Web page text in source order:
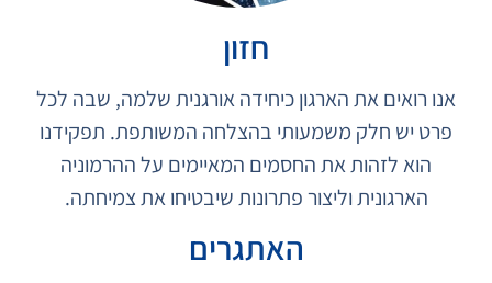
חזון
אנו רואים את הארגון כיחידה אורגנית שלמה, שבה לכל
פרט יש חלק משמעותי בהצלחה המשותפת. תפקידנו
הוא לזהות את החסמים המאיימים על ההרמוניה
הארגונית וליצור פתרונות שיבטיחו את צמיחתה.
האתגרים